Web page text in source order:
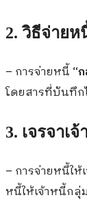
2. วิธีจ่ายห
– การจ่ายหนี้ “
โดยสารที่บันทึก
3. เจรจาเ
– การจ่ายหนี้ใ
หนี้ให้เจ้าหนี้กลุ่